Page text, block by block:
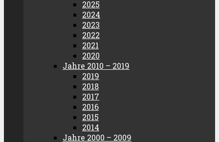
2025
2024
2023
2022
2021
2020
Jahre 2010 – 2019
2019
2018
2017
2016
2015
2014
Jahre 2000 – 2009